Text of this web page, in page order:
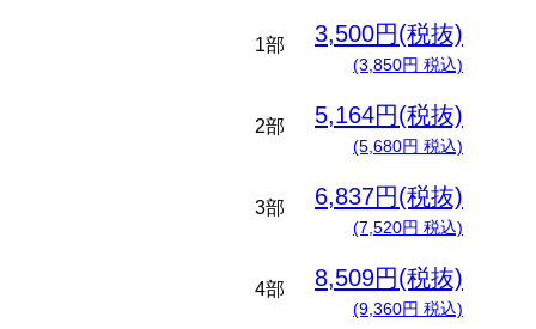
1部 3,500円(税抜)
(3,850円 税込)
2部 5,164円(税抜)
(5,680円 税込)
3部 6,837円(税抜)
(7,520円 税込)
4部 8,509円(税抜)
(9,360円 税込)